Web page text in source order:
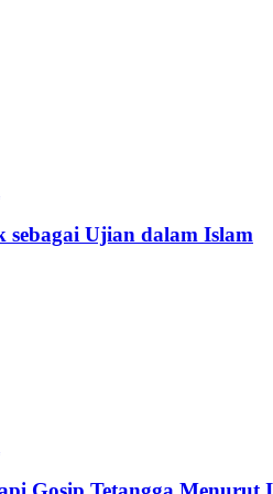
sebagai Ujian dalam Islam